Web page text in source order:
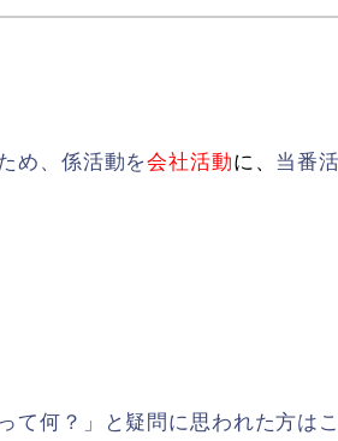
め、係活動を会社活動に、 当番
て何？」と疑問に思われた方は